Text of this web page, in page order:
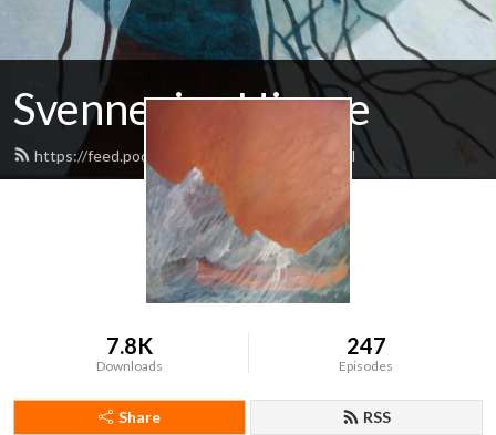
Svennevigs Hjørne
https://feed.podbean.com/svennevig/feed.xml
7.8K
Downloads
247
Episodes
Share RSS